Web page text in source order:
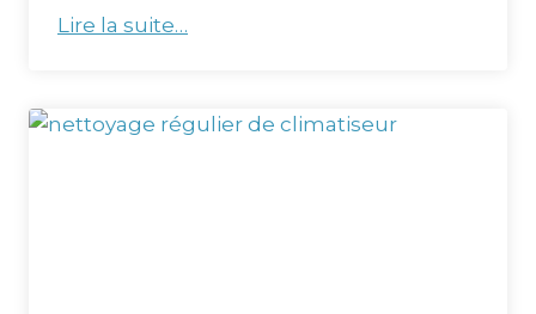
Lire la suite…